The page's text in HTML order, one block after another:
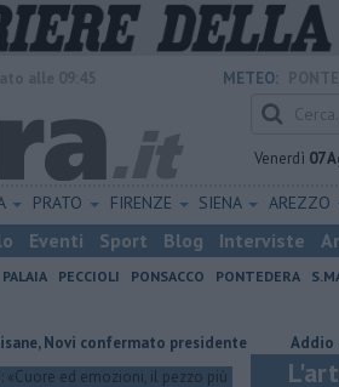
METEO:
Venerdì 07
PRATO FIRENZE SIENA AREZZO
Eventi Sport Blog Interviste
PALAIA PECCIOLI PONSACCO PONTEDERA
confermato presidente Addio al